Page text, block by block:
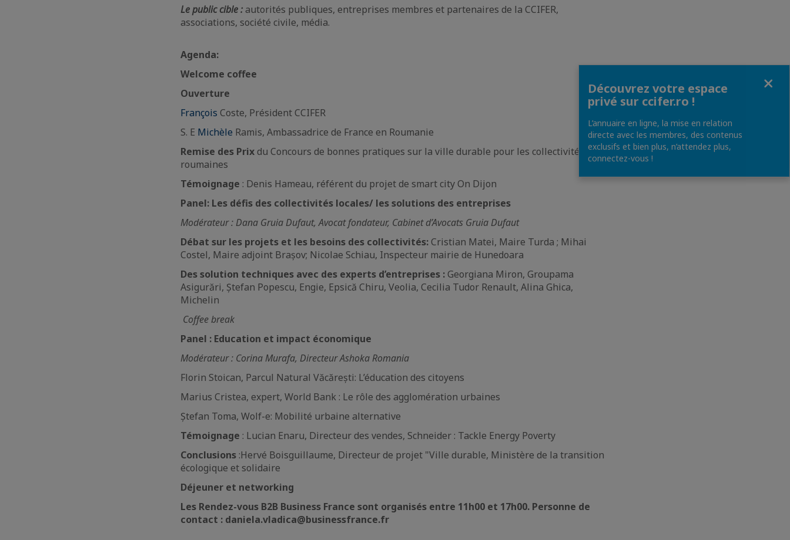
Le public cible : autorités publiques, entreprises membres et partenaires de la CCIFER,
associations, société civile, média.
Agenda:
Welcome coffee
Ouverture
François Coste, Président CCIFER
S. E Michèle Ramis, Ambassadrice de France en Roumanie
Remise des Prixdu Concours de bonnes pratiques sur la ville durable pour les collectivités
roumaines
Témoignage : Denis Hameau, référent du projet de smart city On Dijon
Panel: Les défis des collectivités locales/ les solutions des entreprises
Modérateur : Dana Gruia Dufaut, Avocat fondateur, Cabinet d’Avocats Gruia Dufaut
Débat sur les projets et les besoins des collectivités: Cristian Matei, Maire Turda ; Mihai
Costel, Maire adjoint Brașov; Nicolae Schiau, Inspecteur mairie de Hunedoara
Des solution techniques avec des experts d’entreprises : Georgiana Miron, Groupama
Asigurări, Ștefan Popescu, Engie, Epsică Chiru, Veolia, Cecilia Tudor Renault, Alina Ghica,
Michelin
Coffee break
Panel : Education et impact économique
Modérateur : Corina Murafa, Directeur Ashoka Romania
Florin Stoican, Parcul Natural Văcărești: L’éducation des citoyens
Marius Cristea, expert, World Bank : Le rôle des agglomération urbaines
Ștefan Toma, Wolf-e: Mobilité urbaine alternative
Témoignage : Lucian Enaru, Directeur des vendes, Schneider : Tackle Energy Poverty
Conclusions :Hervé Boisguillaume, Directeur de projet "Ville durable, Ministère de la transition
écologique et solidaire
Déjeuner et networking
Les Rendez-vous B2B Business France sont organisés entre 11h00 et 17h00. Personne de
contact : daniela.vladica@businessfrance.fr
Découvrez votre espace
privé sur ccifer.ro !
L’annuaire en ligne, la mise en relation
directe avec les membres, des contenus
exclusifs et bien plus, n’attendez plus,
connectez-vous !